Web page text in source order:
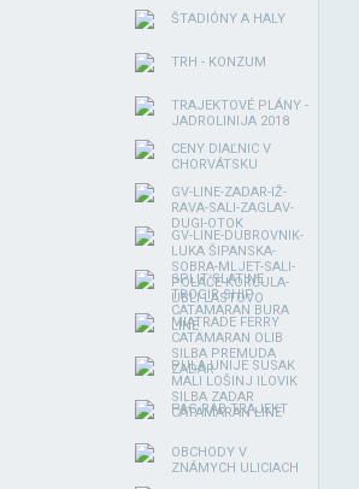
ŠTADIÓNY A HALY
TRH - KONZUM
TRAJEKTOVÉ PLÁNY -
JADROLINIJA 2018
CENY DIAĽNIC V
CHORVÁTSKU
GV-LINE-ZADAR-IŽ-
RAVA-SALI-ZAGLAV-
DUGI-OTOK
GV-LINE-DUBROVNIK-
LUKA ŠIPANSKA-
SOBRA-MLJET-SALI-
POLAČE-KORČULA-
UBLI-LASTOVO
SPLIT SLATINE
TROGIR SHIP
CATAMARAN BURA
LINE
MIATRADE FERRY
CATAMARAN OLIB
SILBA PREMUDA
ZADAR
PULA UNIJE SUSAK
MALI LOŠINJ ILOVIK
SILBA ZADAR
CATAMARAN LINE
PAG RAB TRAJEKT
OBCHODY V
ZNÁMYCH ULICIACH